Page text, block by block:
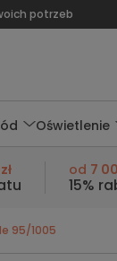
potrzeb
Oświetlenie
od 7
15%
95/1005